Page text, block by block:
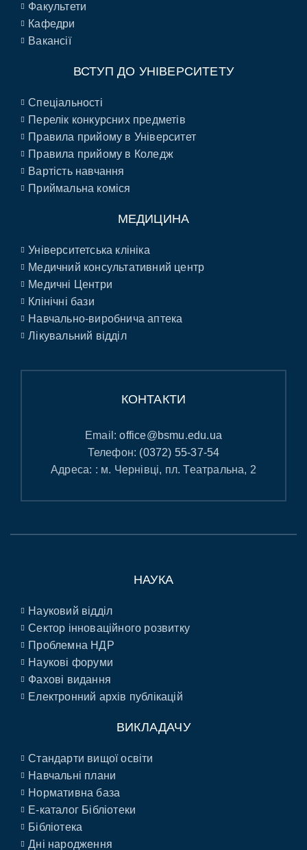
Факультети
Кафедри
Вакансії
ВСТУП ДО УНІВЕРСИТЕТУ
Спеціальності
Перелік конкурсних предметів
Правила прийому в Університет
Правила прийому в Коледж
Вартість навчання
Приймальна коміся
МЕДИЦИНА
Університетська клініка
Медичний консультативний центр
Медичні Центри
Клінічні бази
Навчально-виробнича аптека
Лікувальний відділ
КОНТАКТИ
Email:office@bsmu.edu.ua
Телефон: (0372) 55-37-54
Адреса: : м. Чернівці, пл. Театральна, 2
НАУКА
Науковий відділ
Сектор інноваційного розвитку
Проблемна НДР
Наукові форуми
Фахові видання
Електронний архів публікацій
ВИКЛАДАЧУ
Стандарти вищої освіти
Навчальні плани
Нормативна база
E-каталог Бібліотеки
Бібліотека
Дні народження